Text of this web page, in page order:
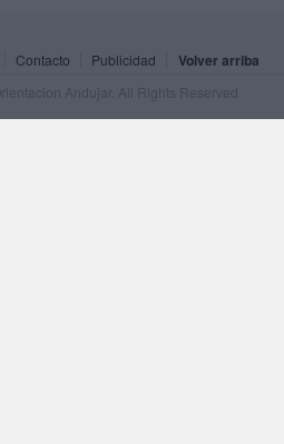
Contacto Publicidad Volver arriba